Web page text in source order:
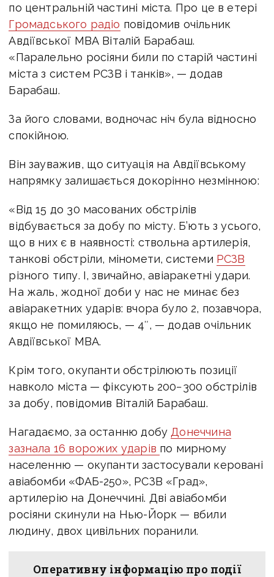
по центральній частині міста. Про це в етері
Громадського радіо повідомив очільник
Авдіївської МВА Віталій Барабаш.
«Паралельно росіяни били по старій частині
міста з систем РСЗВ і танків», — додав
Барабаш.
За його словами, водночас ніч була відносно
спокійною.
Він зауважив, що ситуація на Авдіївському
напрямку залишається докорінно незмінною:
«Від 15 до 30 масованих обстрілів
відбувається за добу по місту. Б’ють з усього,
що в них є в наявності: ствольна артилерія,
танкові обстріли, міномети, системи РСЗВ
різного типу. І, звичайно, авіаракетні удари.
На жаль, жодної доби у нас не минає без
авіаракетних ударів: вчора було 2, позавчора,
якщо не помиляюсь, — 4″, — додав очільник
Авдіївської МВА.
Крім того, окупанти обстрілюють позиції
навколо міста — фіксують 200−300 обстрілів
за добу, повідомив Віталій Барабаш.
Нагадаємо, за останню добу Донеччина
зазнала 16 ворожих ударів по мирному
населенню — окупанти застосували керовані
авіабомби «ФАБ-250», РСЗВ «Град»,
артилерію на Донеччині. Дві авіабомби
росіяни скинули на Нью-Йорк — вбили
людину, двох цивільних поранили.
Оперативну інформацію про події